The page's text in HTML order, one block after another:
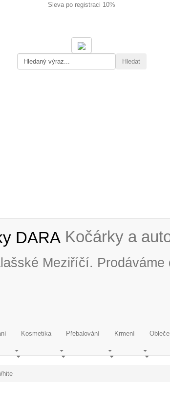
Sleva po registraci 10%
Hledat
Kočárky a
Meziříčí.
Kosmetika Přebalování Krmení